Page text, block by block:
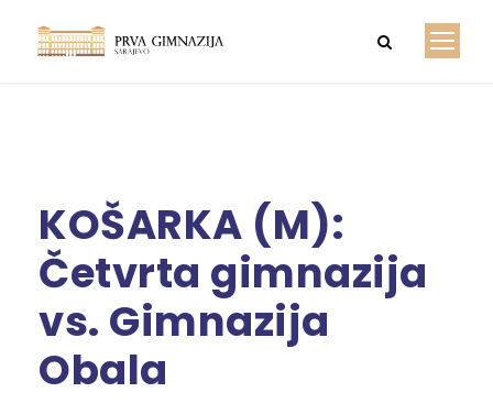
KOŠARKA (M):
Četvrta gimnazija
vs. Gimnazija
Obala